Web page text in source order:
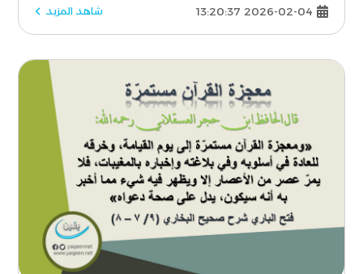
2026-02-04 13:20:37 شاهد المزيد